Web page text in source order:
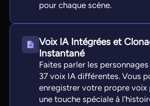
pour chaque scène.
Voix IA Intégrées et
Instantané
Faites parler les
37 voix IA différentes. Vous
enregistrer votre propre voix
une touche spéciale à